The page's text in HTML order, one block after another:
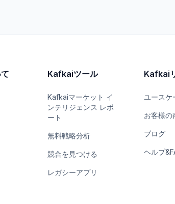
Kafkaiツール
Kafkaiマーケット イ
ンテリジェンス レポ
ート
無料戦略分析
競合を見つける
レガシーアプリ
Kafkai
ユースケ
お客様の
ブログ
ヘルプ